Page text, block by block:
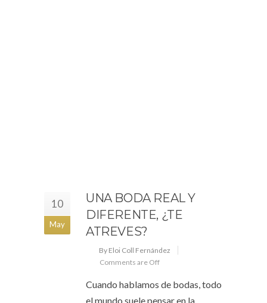
10
May
UNA BODA REAL Y
DIFERENTE, ¿TE
ATREVES?
By Eloi Coll Fernández
Comments are Off
Cuando hablamos de bodas, todo
el mundo suele pensar en la